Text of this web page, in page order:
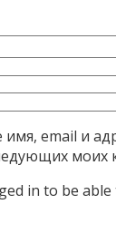
email и
моих
in to be